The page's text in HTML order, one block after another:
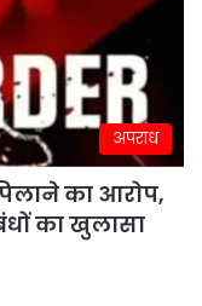
अपराध
का आरोप,
का खुलासा